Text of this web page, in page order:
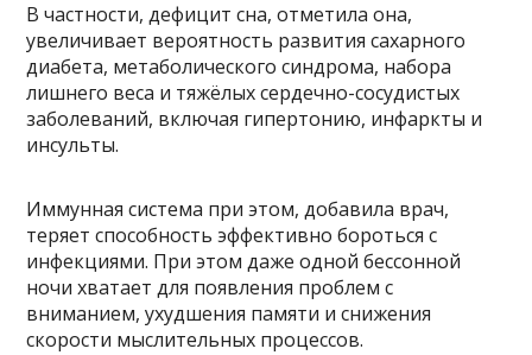
В частности, дефицит сна, отметила она,
увеличивает вероятность развития сахарного
диабета, метаболического синдрома, набора
лишнего веса и тяжёлых сердечно-сосудистых
заболеваний, включая гипертонию, инфаркты и
инсульты.
Иммунная система при этом, добавила врач,
теряет способность эффективно бороться с
инфекциями. При этом даже одной бессонной
ночи хватает для появления проблем с
вниманием, ухудшения памяти и снижения
скорости мыслительных процессов.